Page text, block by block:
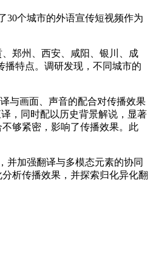
30个城市的外语宣传短视频作为
郑州、西安、咸阳、银川、成
播特点。调研发现，不同城市的
与画面、声音的配合对传播效果
，同时配以历史背景解说，显著
够紧密，影响了传播效果。此
并加强翻译与多模态元素的协同
析传播效果，并探索归化异化翻